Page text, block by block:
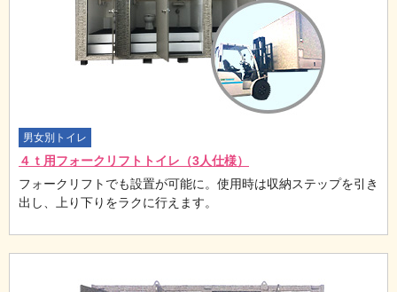
男女別トイレ
４ｔ用フォークリフトトイレ（3人仕様）
フォークリフトでも設置が可能に。使用時は収納ステップを引き
出し、上り下りをラクに行えます。